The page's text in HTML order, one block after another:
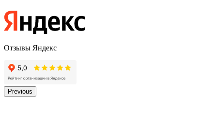
Отзывы Яндекс
Previous